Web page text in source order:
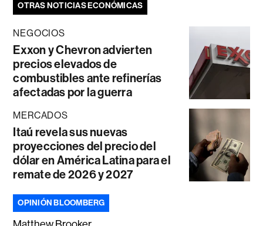
OTRAS NOTICIAS ECONÓMICAS
NEGOCIOS
Exxon y Chevron advierten
precios elevados de
combustibles ante refinerías
afectadas por la guerra
MERCADOS
Itaú revela sus nuevas
proyecciones del precio del
dólar en América Latina para el
remate de 2026 y 2027
OPINIÓN BLOOMBERG